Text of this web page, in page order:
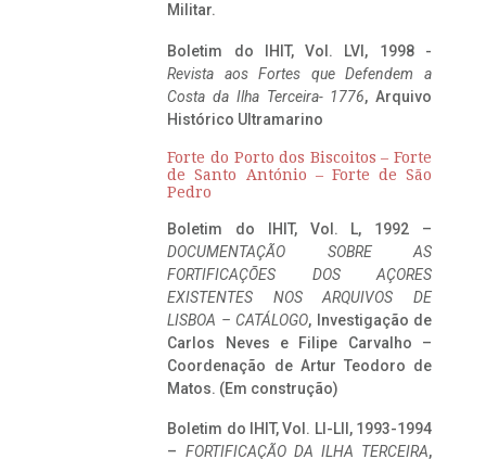
Militar.
Boletim do IHIT, Vol. LVI, 1998 -
Revista aos Fortes que Defendem a
Costa da Ilha Terceira- 1776, Arquivo
Histórico Ultramarino
Forte do Porto dos Biscoitos – Forte
de Santo António – Forte de São
Pedro
Boletim do IHIT, Vol. L, 1992 –
DOCUMENTAÇÃO SOBRE AS
FORTIFICAÇÕES DOS AÇORES
EXISTENTES NOS ARQUIVOS DE
LISBOA – CATÁLOGO, Investigação de
Carlos Neves e Filipe Carvalho –
Coordenação de Artur Teodoro de
Matos. (Em construção)
Boletim do IHIT, Vol. LI-LII, 1993-1994
– FORTIFICAÇÃO DA ILHA TERCEIRA,